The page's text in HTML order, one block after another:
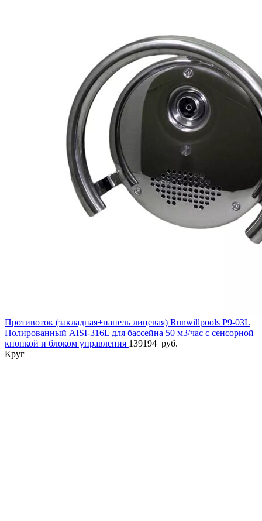
Противоток (закладная+панель лицевая) Runwillpools Р9-03L
Полированный AISI-316L для бассейна 50 м3/час с сенсорной
кнопкой и блоком управления 139194 руб.
Круг